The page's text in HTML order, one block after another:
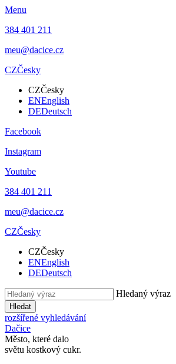
Menu
384 401 211
meu@dacice.cz
CZČesky
CZČesky
ENEnglish
DEDeutsch
Facebook
Instagram
Youtube
384 401 211
meu@dacice.cz
CZČesky
CZČesky
ENEnglish
DEDeutsch
Hledaný výraz
Hledat
rozšířené vyhledávání
Dačice
Město, které dalo
světu kostkový cukr.